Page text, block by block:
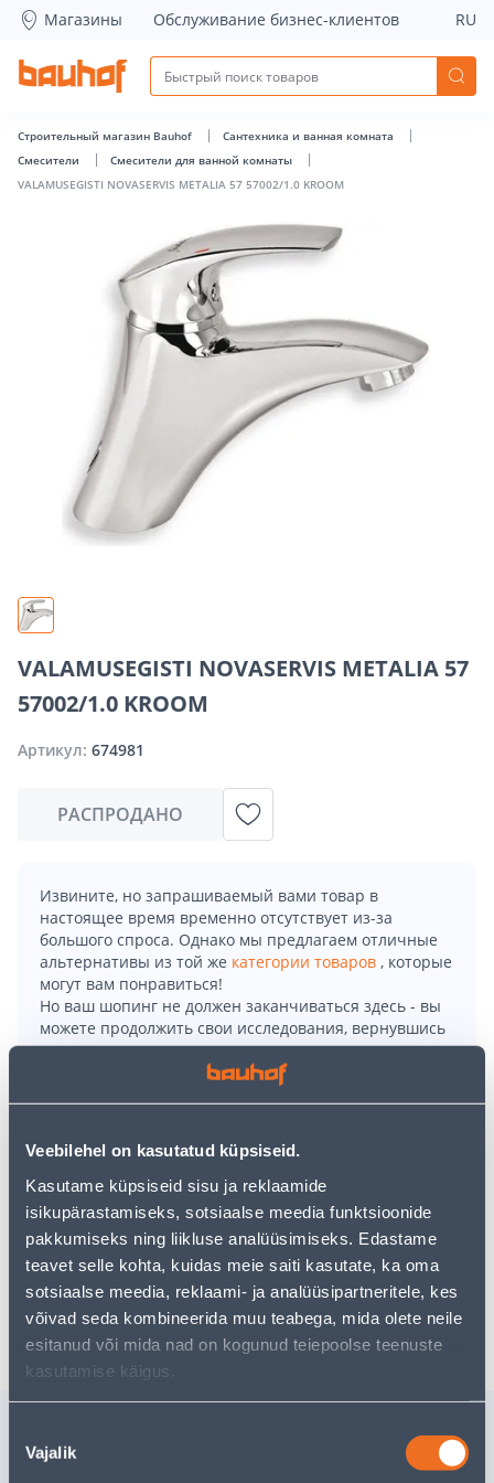
Veebilehel on kasutatud küpsiseid.
Kasutame küpsiseid sisu ja reklaamide
isikupärastamiseks, sotsiaalse meedia funktsioonide
pakkumiseks ning liikluse analüüsimiseks. Edastame
teavet selle kohta, kuidas meie saiti kasutate, ka oma
sotsiaalse meedia, reklaami- ja analüüsipartneritele, kes
võivad seda kombineerida muu teabega, mida olete neile
esitanud või mida nad on kogunud teiepoolse teenuste
kasutamise käigus.
valik
Vajalik
VALAMUSEGISTI NOVASERVIS METALIA 57 57002/1.0
Магазины Обслуживание бизнес-клиентов RU
Строительный магазин Bauhof
Сантехника и ванная комната
Cмесители
Смесители для ванной комнаты
VALAMUSEGISTI NOVASERVIS METALIA 57 57002/1.0 KROOM
VALAMUSEGISTI NOVASERVIS METALIA 57
57002/1.0 KROOM
Артикул: 674981
РАСПРОДАНО
Извините, но запрашиваемый вами товар в
настоящее время временно отсутствует из-за
большого спроса. Однако мы предлагаем отличные
альтернативы из той же категории товаров , которые
могут вам понравиться!
Но ваш шопинг не должен заканчиваться здесь - вы
можете продолжить свои исследования, вернувшись
главную страницуили используя нашу мощную
функцию поиска, чтобы найти еще более приятные
• Segistil on 35 mm keraamiline segistisisu.
• Jooksutoru on liikumatu.
• Kroomviimistlusega.
• 14-päevane tagastusõigus.
Доставка невозможна